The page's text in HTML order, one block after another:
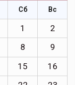
Сб Вс
1
2
8
9
15
16